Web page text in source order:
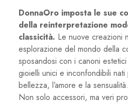
DonnaOro imposta le sue
della reinterpretazione
classicità. Le nuove creazioni
esplorazione del mondo della
sposandosi con i canoni
gioielli unici e inconfondibili
bellezza, l’amore e la sensualità.
Non solo accessori, ma veri